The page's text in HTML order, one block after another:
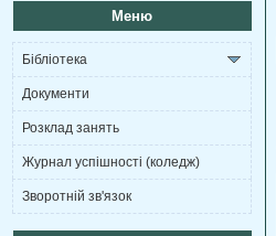
Меню
Бібліотека
Документи
Розклад занять
Журнал успішності (коледж)
Зворотній зв'язок